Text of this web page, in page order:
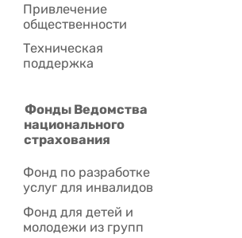
Привлечение
общественности
Техническая
поддержка
Фонды Ведомства
национального
страхования
Фонд по разработке
услуг для инвалидов
Фонд для детей и
молодежи из групп